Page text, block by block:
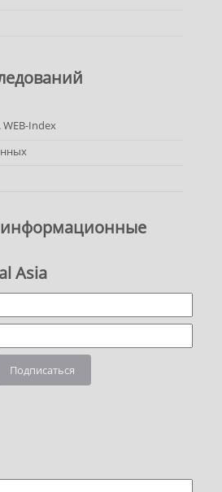
Index
информационные
Asia
Подписаться